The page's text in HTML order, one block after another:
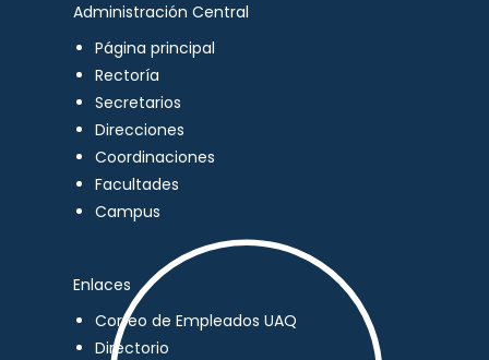
Administración Central
Página principal
Rectoría
Secretarios
Direcciones
Coordinaciones
Facultades
Campus
Enlaces
Correo de Empleados UAQ
Directorio